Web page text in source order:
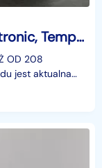
Nissan Qashqai II , Navi, Klimatronic, Tempomat, Parktronic,
OD 208
jest aktualna
do